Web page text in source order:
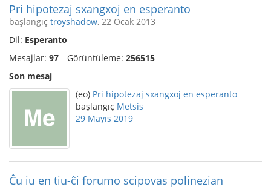
Pri hipotezaj sxangxoj en esperanto
başlangıç troyshadow, 22 Ocak 2013
Dil: Esperanto
Mesajlar: 97 Görüntüleme: 256515
Son mesaj
(eo) Pri hipotezaj sxangxoj en esperanto
başlangıç Metsis
29 Mayıs 2019
Ĉu iu en tiu-ĉi forumo scipovas polinezian